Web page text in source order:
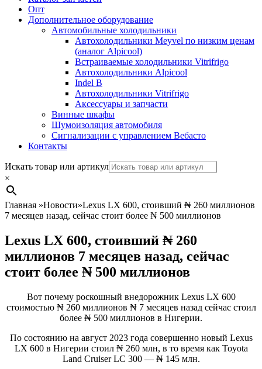
Опт
Дополнительное оборудование
Автомобильные холодильники
Автохолодильники Meyvel по низким ценам
(аналог Alpicool)
Встраиваемые холодильники Vitrifrigo
Автохолодильники Alpicool
Indel B
Автохолодильники Vitrifrigo
Аксессуары и запчасти
Винные шкафы
Шумоизоляция автомобиля
Сигнализации с управлением Вебасто
Контакты
Search
Искать товар или артикул
×
Главная »Новости»Lexus LX 600, стоивший ₦ 260 миллионов
7 месяцев назад, сейчас стоит более ₦ 500 миллионов
Lexus LX 600, стоивший ₦ 260
миллионов 7 месяцев назад, сейчас
стоит более ₦ 500 миллионов
Вот почему роскошный внедорожник Lexus LX 600
стоимостью ₦ 260 миллионов ₦ 7 месяцев назад сейчас стоил
более ₦ 500 миллионов в Нигерии.
По состоянию на август 2023 года совершенно новый Lexus
LX 600 в Нигерии стоил ₦ 260 млн, в то время как Toyota
Land Cruiser LC 300 — ₦ 145 млн.